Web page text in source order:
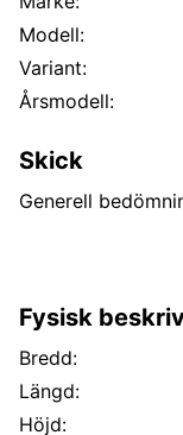
Modell:
Variant:
Årsmodell:
Skick
Generell
Fysisk
Bredd:
Längd:
Höjd: